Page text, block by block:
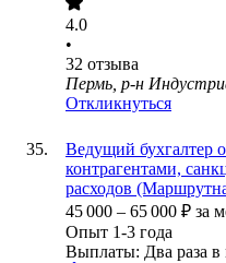
4.0
•
32 отзыва
Пермь, р-н
Откликнуться
Ведущий бухгалтер
контрагентами,
расходов
45 000 – 65 000 ₽ за
Опыт 1-3 года
Выплаты: Два раза в